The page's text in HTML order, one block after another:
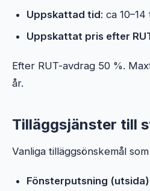
Uppskattad tid: ca
Uppskattat pris efter
Efter RUT-avdrag 50 %.
år.
Tilläggsjänster till
Vanliga tilläggsönskemål
Fönsterputsning (utsida)